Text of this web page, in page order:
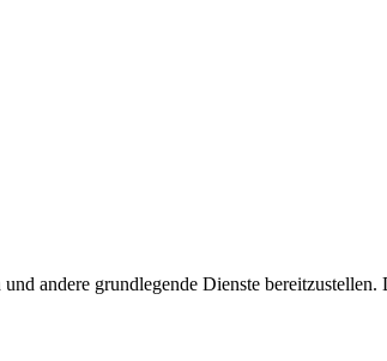
andere grundlegende Dienste